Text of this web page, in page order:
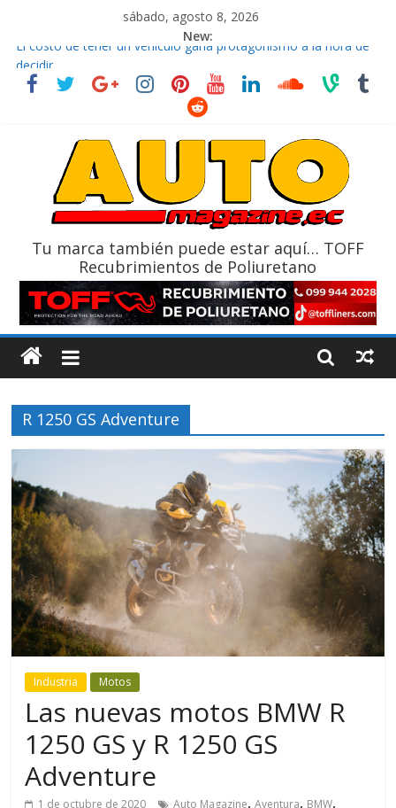
sábado, agosto 8, 2026
New:
El costo de tener un vehículo gana protagonismo a la hora de
decidir
Ultima película ‘Spider‑Man: Brand New Day’ pone en escena a
La Vuelta al Ecuador 2026, edición 47ª, recorre 7 provincias en 8
La FEDAK recibe 12 Sinotruk Bolden para cubrir las rutas de La
Tu marca también puede estar aquí… TOFF
Recubrimientos de Poliuretano
R 1250 GS Adventure
Industria Motos
Las nuevas motos BMW R
1250 GS y R 1250 GS
Adventure
1 de octubre de 2020 Auto Magazine,Aventura, BMW,